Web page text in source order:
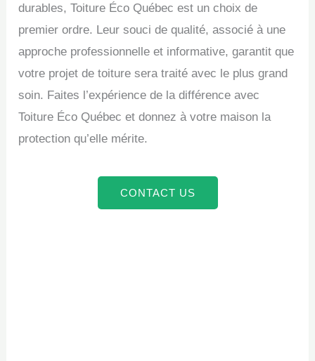
durables, Toiture Éco Québec est un choix de
premier ordre. Leur souci de qualité, associé à une
approche professionnelle et informative, garantit que
votre projet de toiture sera traité avec le plus grand
soin. Faites l’expérience de la différence avec
Toiture Éco Québec et donnez à votre maison la
protection qu’elle mérite.
CONTACT US